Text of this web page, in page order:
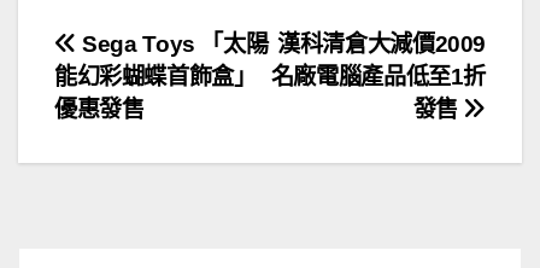
文
章
導
漢科清倉大減價2009
名廠電腦產品低至1折
發售
Sega Toys 「太陽
能幻彩蝴蝶首飾盒」
優惠發售